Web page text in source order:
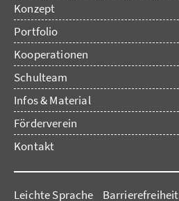
Konzept
Portfolio
Kooperationen
Schulteam
Infos & Material
Förderverein
Kontakt
Leichte Sprache Barrierefreiheit